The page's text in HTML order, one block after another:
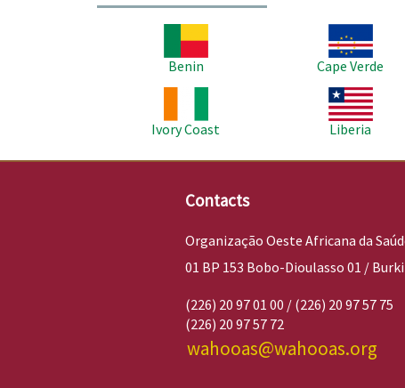
Benin
Cape Verde
Ivory Coast
Imagem
Liberia
Contacts
Organização Oeste Africana da
01 BP 153 Bobo-Dioulasso 01 /
(226) 20 97 01 00 / (226) 20 97 57 75
(226) 20 97 57 72
wahooas@wahooas.org